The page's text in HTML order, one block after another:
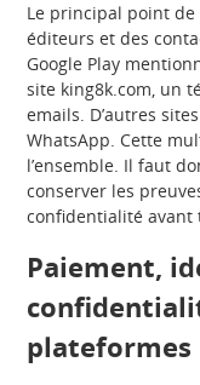
Le principal point de
éditeurs et des
Google Play
site king8k.com, un
emails. D’autres
WhatsApp. Cette
l’ensemble. Il faut
conserver les
confidentialité avant
Paiement,
plateformes